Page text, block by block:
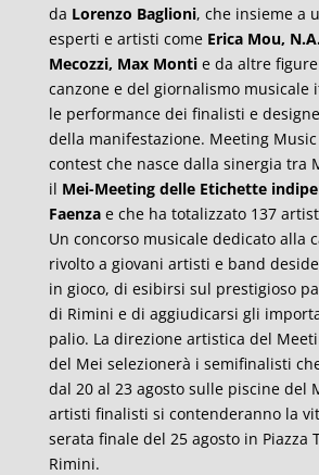
da Lorenzo Baglioni, che insieme a
esperti e artisti come Erica Mou,
Mecozzi, Max Montie da altre
canzone e del giornalismo musicale
le performance dei finalisti e
della manifestazione. Meeting
contest che nasce dalla sinergia tra
il Mei-Meeting delle Etichette
Faenzae che ha totalizzato 137
Un concorso musicale dedicato alla
rivolto a giovani artisti e band
in gioco, di esibirsi sul prestigioso
di Rimini e di aggiudicarsi gli
palio. La direzione artistica del
del Mei selezionerà i semifinalisti
dal 20 al 23 agosto sulle piscine del
artisti finalisti si contenderanno la
serata finale del 25 agosto in Piazza
Rimini.